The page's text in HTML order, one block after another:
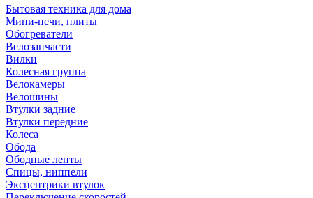
Бытовая техника для дома
Мини-печи, плиты
Обогреватели
Велозапчасти
Вилки
Колесная группа
Велокамеры
Велошины
Втулки задние
Втулки передние
Колеса
Обода
Ободные ленты
Спицы, ниппели
Эксцентрики втулок